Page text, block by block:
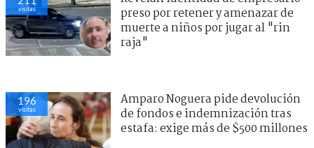
visitas
preso por retener y amenazar de
muerte a niños por jugar al "rin
raja"
196
visitas
Amparo Noguera pide devolución
de fondos e indemnización tras
estafa: exige más de $500 millones